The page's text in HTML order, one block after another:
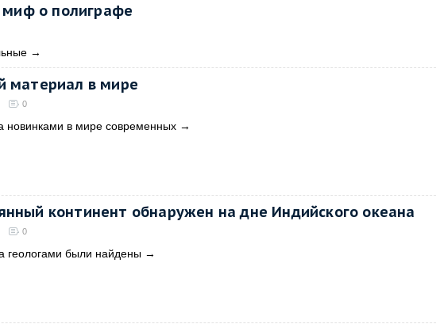
о полиграфе
→
материал в мире
0
новинками в мире современных →
континент обнаружен на дне Индийского океана
0
геологами были найдены →